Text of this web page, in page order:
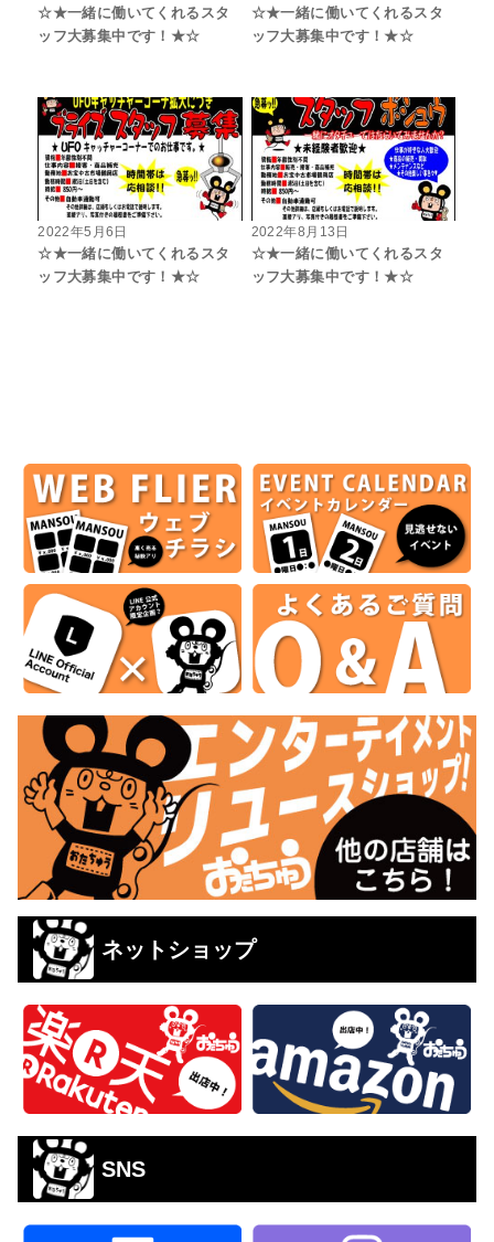
☆★一緒に働いてくれるスタ
ッフ大募集中です！★☆
☆★一緒に働いてくれるスタ
ッフ大募集中です！★☆
2022年5月6日
☆★一緒に働いてくれるスタ
ッフ大募集中です！★☆
2022年8月13日
☆★一緒に働いてくれるスタ
ッフ大募集中です！★☆
ネットショップ
SNS